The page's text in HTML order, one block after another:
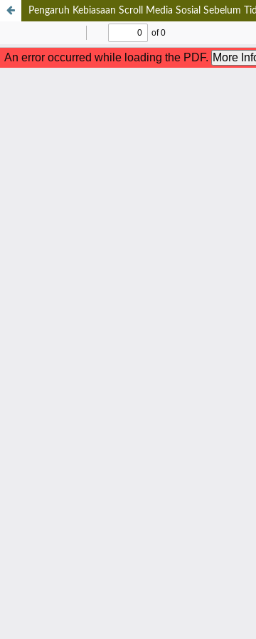
Pengaruh Kebiasaan Scroll Media Sosial Sebelum